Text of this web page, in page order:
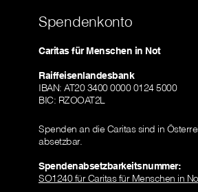
Spendenkonto
Caritas für Menschen in Not
Raiffeisenlandesbank
IBAN: AT20 3400 0000 0124 5000
BIC: RZOOAT2L
Spenden an die Caritas sind in
absetzbar.
Spendenabsetzbarkeitsnummer:
SO1240 für Caritas für Menschen in